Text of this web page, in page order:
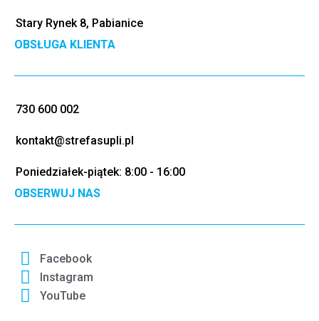
Stary Rynek 8, Pabianice
OBSŁUGA KLIENTA
730 600 002
kontakt@strefasupli.pl
Poniedziałek-piątek: 8:00 - 16:00
OBSERWUJ NAS
Facebook
Instagram
YouTube